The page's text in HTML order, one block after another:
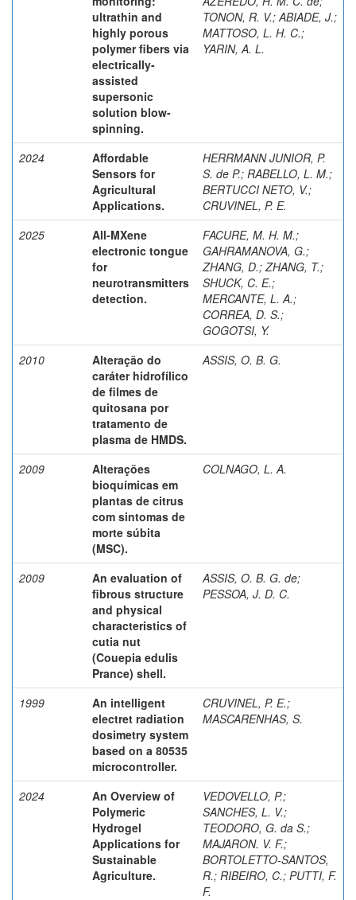
ultrathin and
highly porous
polymer fibers via
electrically-
assisted
supersonic
solution blow-
spinning.
TONON, R. V.; ABIADE, J.;
MATTOSO, L. H. C.;
YARIN, A. L.
2024
Affordable
Sensors for
Agricultural
Applications.
HERRMANN JUNIOR, P.
S. de P.; RABELLO, L. M.;
BERTUCCI NETO, V.;
CRUVINEL, P. E.
2025
All-MXene
electronic tongue
for
neurotransmitters
detection.
FACURE, M. H. M.;
GAHRAMANOVA, G.;
ZHANG, D.; ZHANG, T.;
SHUCK, C. E.;
MERCANTE, L. A.;
CORREA, D. S.;
GOGOTSI, Y.
2010
Alteração do
caráter hidrofílico
de filmes de
quitosana por
tratamento de
plasma de HMDS.
ASSIS, O. B. G.
2009
Alterações
bioquímicas em
plantas de citrus
com sintomas de
morte súbita
(MSC).
COLNAGO, L. A.
2009
An evaluation of
fibrous structure
and physical
characteristics of
cutia nut
(Couepia edulis
Prance) shell.
ASSIS, O. B. G. de;
PESSOA, J. D. C.
1999
An intelligent
electret radiation
dosimetry system
based on a 80535
microcontroller.
CRUVINEL, P. E.;
MASCARENHAS, S.
2024
An Overview of
Polymeric
Hydrogel
Applications for
Sustainable
Agriculture.
VEDOVELLO, P.;
SANCHES, L. V.;
TEODORO, G. da S.;
MAJARON. V. F.;
BORTOLETTO-SANTOS,
R.; RIBEIRO, C.; PUTTI, F.
F.